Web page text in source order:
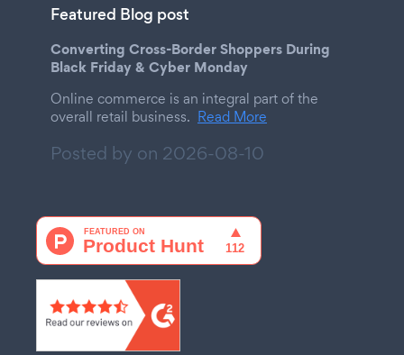
Featured Blog post
Converting Cross-Border Shoppers During
Black Friday & Cyber Monday
Online commerce is an integral part of the
overall retail business. Read More
Posted by on 2026-08-10